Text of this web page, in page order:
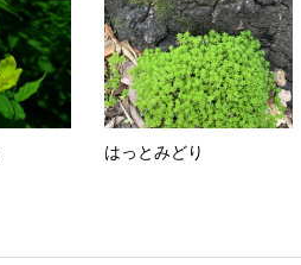
はっとみどり